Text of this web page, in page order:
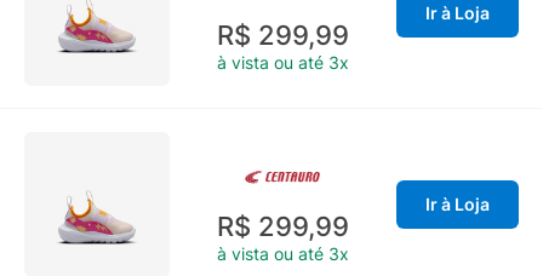
R$ 299,99
à vista ou até 3x
Ir à Loja
R$ 299,99
à vista ou até 3x
Ir à Loja